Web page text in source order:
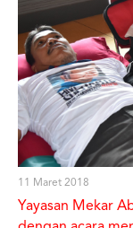
Provinsi DKI Jakarta.
11 Maret 2018
Yayasan Mekar